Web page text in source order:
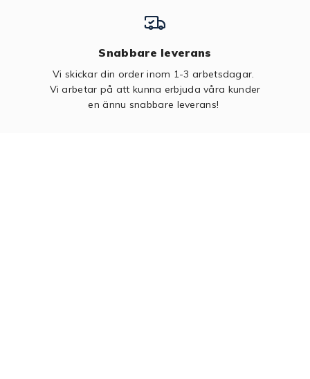
Snabbare leverans
Vi skickar din order inom 1-3 arbetsdagar.
Vi arbetar på att kunna erbjuda våra kunder
en ännu snabbare leverans!